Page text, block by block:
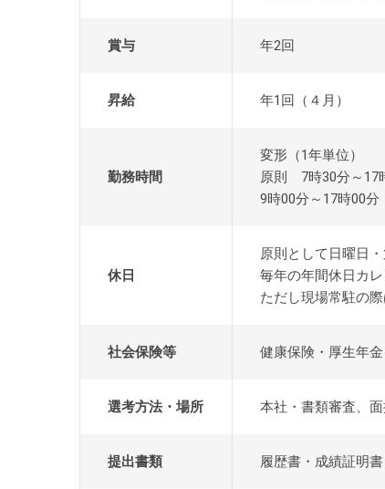
賞与 年2回
昇給 年1回（４月）
勤務時間
変形（1年単位）
原則 7時30分～17
9時00分～17時00分
休日
原則として日曜日
毎年の年間休日カ
ただし現場常駐の
社会保険等 健康保険・厚生年
選考方法・場所 本社・書類審査、
提出書類 履歴書・成績証明